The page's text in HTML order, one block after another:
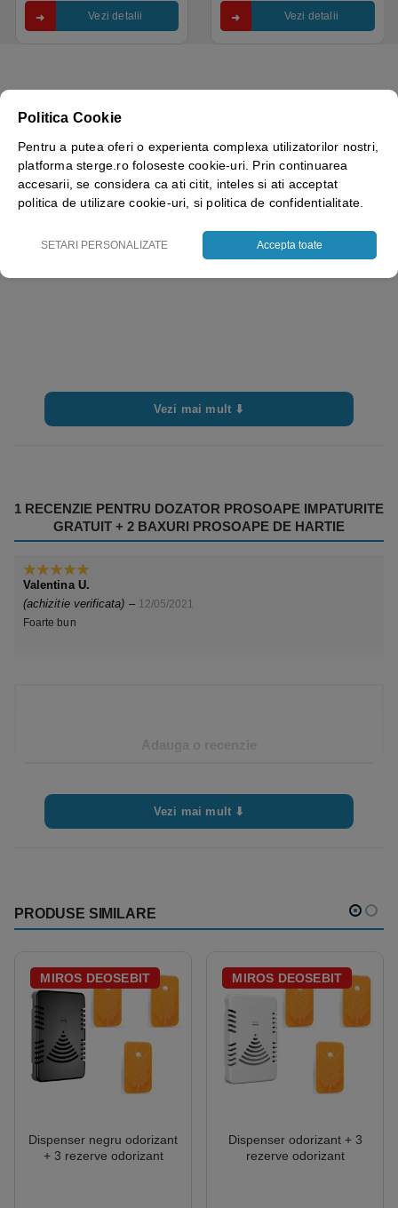
Vezi detalii Vezi detalii
Vezi mai mult ⬇
1 RECENZIE PENTRU DOZATOR PROSOAPE IMPATURITE
GRATUIT + 2 BAXURI PROSOAPE DE HARTIE
5din 5
Valentina U.
(achizitie verificata) – 12/05/2021
Foarte bun
Adauga o recenzie
Trebuie sa fiiautentificatpentru a publica o recenzie.
Vezi mai mult ⬇
PRODUSE SIMILARE
MIROS DEOSEBIT
Dispenser negru odorizant
+ 3 rezerve odorizant
MIROS DEOSEBIT
Dispenser odorizant + 3
rezerve odorizant
Politica Cookie
Pentru a putea oferi o experienta complexa utilizatorilor nostri,
platforma sterge.ro foloseste cookie-uri. Prin continuarea
accesarii, se considera ca ati citit, inteles si ati acceptat
politica de utilizare cookie-uri, si politica de confidentialitate.
SETARI PERSONALIZATE Accepta toate